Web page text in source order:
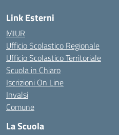
Link Esterni
MIUR
Ufficio Scolastico Regionale
Ufficio Scolastico Territoriale
Scuola in Chiaro
Iscrizioni On Line
Invalsi
Comune
La Scuola